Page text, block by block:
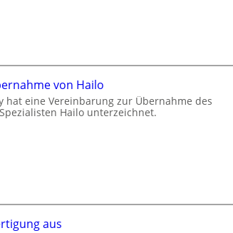
von Hailo
hat eine Vereinbarung zur Übernahme des
Hailo unterzeichnet.
aus